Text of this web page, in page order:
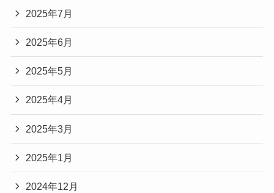
2025年7月
2025年6月
2025年5月
2025年4月
2025年3月
2025年1月
2024年12月